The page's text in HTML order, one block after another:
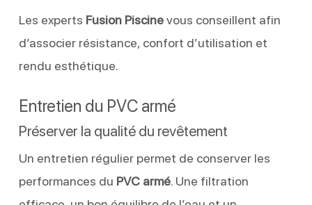
Les experts Fusion Piscinevous conseillent afin
d’associer résistance, confort d’utilisation et
rendu esthétique.
Entretien du PVC armé
Préserver la qualité du revêtement
Un entretien régulier permet de conserver les
performances du PVC armé. Une filtration